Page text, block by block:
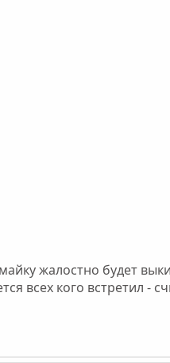
жалостно будет
всех кого встретил -